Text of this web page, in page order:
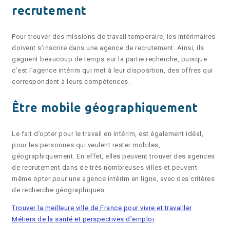
recrutement
Pour trouver des missions de travail temporaire, les intérimaires
doivent s’inscrire dans une agence de recrutement. Ainsi, ils
gagnent beaucoup de temps sur la partie recherche, puisque
c’est l’agence intérim qui met à leur disposition, des offres qui
correspondent à leurs compétences.
Être mobile géographiquement
Le fait d’opter pour le travail en intérim, est également idéal,
pour les personnes qui veulent rester mobiles,
géographiquement. En effet, elles peuvent trouver des agences
de recrutement dans de très nombreuses villes et peuvent
même opter pour une agence intérim en ligne, avec des critères
de recherche géographiques.
Trouver la meilleure ville de France pour vivre et travailler
Métiers de la santé et perspectives d’emploi